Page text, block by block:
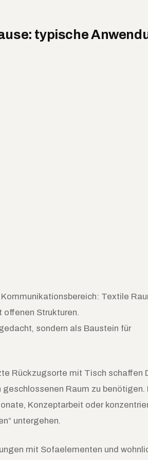
typische
Textile
offenen Strukturen.
sondern als Baustein für
Rückzugsorte mit Tisch schaffen
Raum zu benötigen.
Konzeptarbeit oder
untergehen.
mit Sofaelementen und